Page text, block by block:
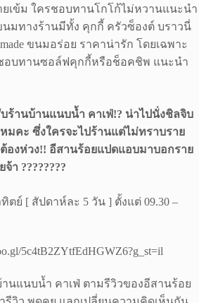
ยเข้ม ใครชอบทานโกโก้ไม่หวานแนะนำ
นมทางร้านมีทั้ง คุกกี้ ครัวซ็องต์ บราวนี่
ขนมอร่อย ราคาน่ารัก โดยเฉพาะ
อบทานซอล์ฟคุกกี้หรือช็อคชิพ แนะนำ
ร้านบ้านแนบน้ำ คาเฟ่!? น่าไปนั่งชิลจิบ
มคะ ซึ่งใครจะไปร้านแต่ไม่ทราบราย
องห่วง!! อีสานร้อยแปดแอบมาบอกราย
า ????????
ตย์ [ สัปดาห์ละ 5 วัน ] ตั้งแต่ 09.30 –
5c4tB2ZYtfEdHGWZ6?g_st=il
นแนบน้ำ คาเฟ่ ตามรีวิวของอีสานร้อย